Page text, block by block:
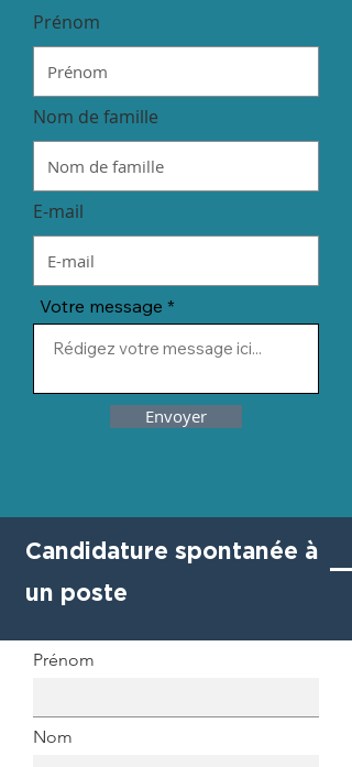
Prénom
Nom de famille
E-mail
Votre message
Envoyer
Candidature spontanée à
un poste
Prénom
Nom